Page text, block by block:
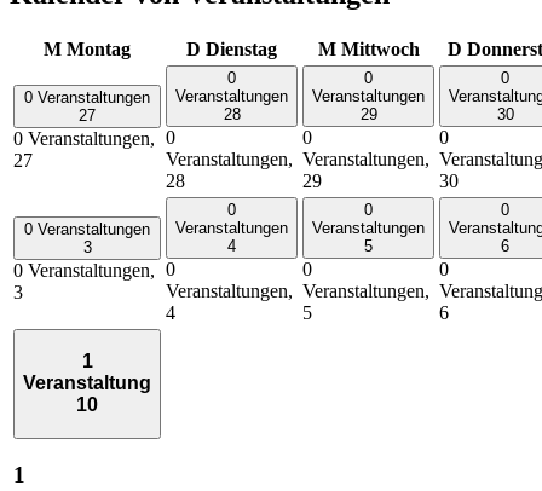
M Montag D Dienstag M Mittwoch D
0 Veranstaltungen
27
0 Veranstaltungen,
27
0
Veranstaltungen
28
0
Veranstaltungen,
28
0
Veranstaltungen
29
0
Veranstaltungen,
29
0
30
0
30
0 Veranstaltungen
3
0 Veranstaltungen,
3
0
Veranstaltungen
4
0
Veranstaltungen,
4
0
Veranstaltungen
5
0
Veranstaltungen,
5
0
6
0
6
1
Veranstaltung
10
1